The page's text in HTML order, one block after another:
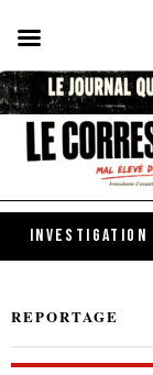
INVESTIGATION
REPORTAGE